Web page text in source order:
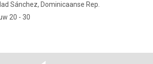
Sánchez, Dominicaanse Rep.
20 - 30